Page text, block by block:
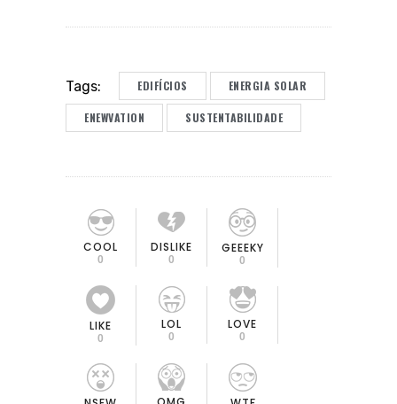
Tags: EDIFÍCIOS ENERGIA SOLAR
ENEWVATION SUSTENTABILIDADE
COOL
0
DISLIKE
0
GEEEKY
0
LIKE
0
LOL
0
LOVE
0